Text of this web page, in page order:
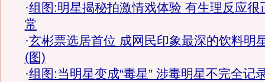
·组图:明星揭秘拍激情戏体验 有生理反应很
常
·玄彬票选居首位 成网民印象最深的饮料明
(图)
·组图:当明星变成“毒星” 涉毒明星不完全记